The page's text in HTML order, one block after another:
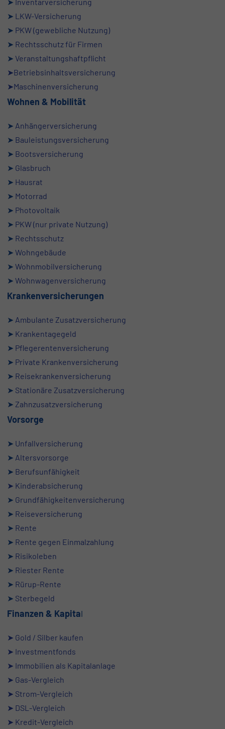
➤ Inventarversicherung
➤ LKW-Versicherung
➤ PKW (gewebliche Nutzung)
➤ Rechtsschutz für Firmen
➤ Veranstaltungshaftpflicht
➤Betriebsinhaltsversicherung
➤Maschinenversicherung
Wohnen & Mobilität
➤ Anhängerversicherung
➤ Bauleistungsversicherung
➤ Bootsversicherung
➤ Glasbruch
➤ Hausrat
➤ Motorrad
➤ Photovoltaik
➤ PKW (nur private Nutzung)
➤ Rechtsschutz
➤ Wohngebäude
➤ Wohnmobilversicherung
➤ Wohnwagenversicherung
Krankenversicherungen
➤ Ambulante Zusatzversicherung
➤ Krankentagegeld
➤ Pflegerentenversicherung
➤ Private Krankenversicherung
➤ Reisekrankenversicherung
➤ Stationäre Zusatzversicherung
➤ Zahnzusatzversicherung
Vorsorge
➤ Unfallversicherung
➤ Altersvorsorge
➤ Berufsunfähigkeit
➤ Kinderabsicherung
➤ Grundfähigkeitenversicherung
➤ Reiseversicherung
➤ Rente
➤ Rente gegen Einmalzahlung
➤ Risikoleben
➤ Riester Rente
➤ Rürup-Rente
➤ Sterbegeld
Finanzen & Kapital
➤ Gold / Silber kaufen
➤ Investmentfonds
➤ Immobilien als Kapitalanlage
➤ Gas-Vergleich
➤ Strom-Vergleich
➤ DSL-Vergleich
➤ Kredit-Vergleich